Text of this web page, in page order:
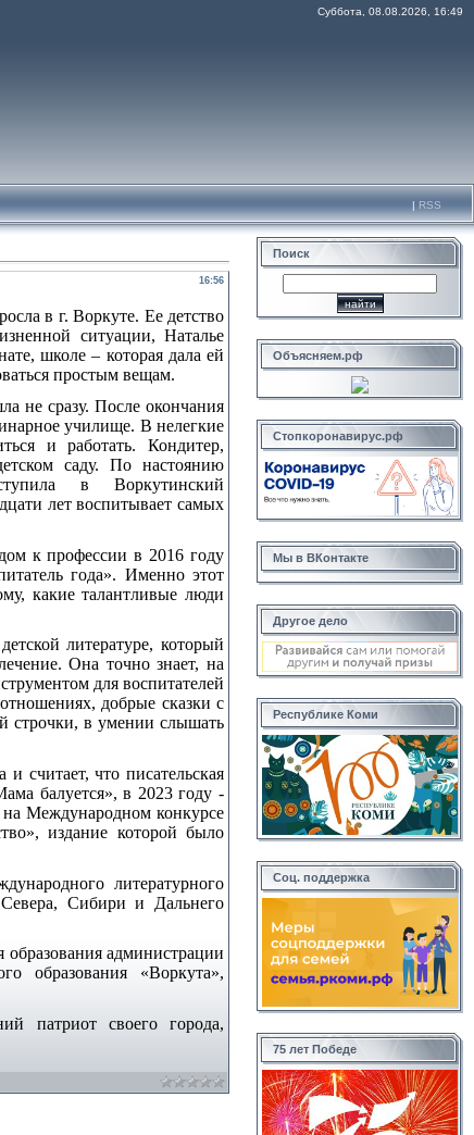
Суббота, 08.08.2026, 16:49
| RSS
16:56
в г. Воркуте. Ее детство
ситуации, Наталье
школе – которая дала ей
простым вещам.
не сразу. После окончания
училище. В нелегкие
и работать. Кондитер,
саду. По настоянию
в Воркутинский
лет воспитывает самых
к профессии в 2016 году
года». Именно этот
какие талантливые люди
литературе, который
Она точно знает, на
для воспитателей
добрые сказки с
строчки, в умении слышать
считает, что писательская
балуется», в 2023 году -
на Международном конкурсе
издание которой было
литературного
Сибири и Дальнего
администрации
образования «Воркута»,
патриот своего города,
Поиск
Объясняем.рф
Стопкоронавирус.рф
Мы в ВКонтакте
Другое дело
Республике Коми
Соц. поддержка
75 лет Победе